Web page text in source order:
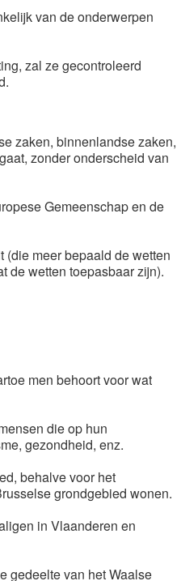
van de onderwerpen
zal ze gecontroleerd
zaken, binnenlandse zaken,
zonder onderscheid van
Gemeenschap en de
(die meer bepaald de wetten
de wetten toepasbaar zijn).
men behoort voor wat
die op hun
gezondheid, enz.
behalve voor het
grondgebied wonen.
in Vlaanderen en
gedeelte van het Waalse